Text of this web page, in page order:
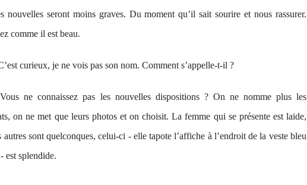
nouvelles seront moins graves. Du moment qu’il sait sourire et nous rassurer.
comme il est beau.
curieux, je ne vois pas son nom. Comment s’appelle-t-il ?
ne connaissez pas les nouvelles dispositions ? On ne nomme plus les
on ne met que leurs photos et on choisit. La femme qui se présente est laide,
autres sont quelconques, celui-ci - elle tapote l’affiche à l’endroit de la veste bleu
est splendide.